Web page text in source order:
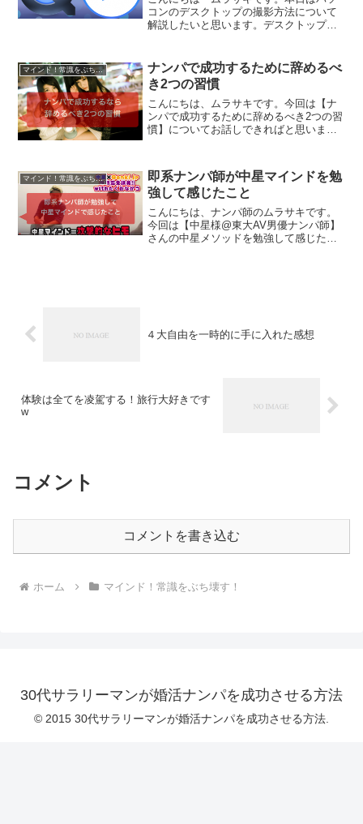
コンのデスクトップの撮影方法について
解説したいと思います。デスクトップの
につきましては動画のほうがわかりやす
い...
マインド！常識をぶち壊す！
ナンパで成功するために辞めるべ
き2つの習慣
こんにちは、ムラサキです。今回は【ナ
ンパで成功するために辞めるべき2つの習
慣】についてお話しできればと思いま
はナンパを取り組むときに自分の中で作
ったルールがあります。...
マインド！常識をぶち壊す！
即系ナンパ師が中星マインドを勉
強して感じたこと
こんにちは、ナンパ師のムラサキです。
今回は【中星様@東大AV男優ナンパ師】
さんの中星メソッドを勉強して感じたこ
４大自由を一時的に手に入れた感想
体験は全てを凌駕する！旅行大好きです
w
コメント
コメントを書き込む
ホーム マインド！常識をぶち壊す！
30代サラリーマンが婚活ナンパを成功させる方法
© 2015 30代サラリーマンが婚活ナンパを成功させる方法.